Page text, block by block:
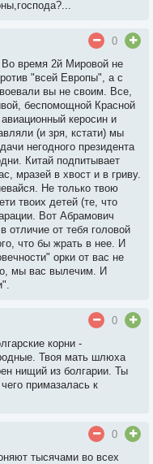
0
время 2й Мировой не
"всей Европы", а с
вы не своим. Все,
беспомощной Красной
керосин и
(и зря, кстати) мы
негодного президента
Китай подпитывает
мразей в хвост и в гриву.
Не только твою
твоих детей (те, что
Вот Абрамович
отличие от тебя головой
что бы жрать в нее. И
орки от вас не
мы вас вылечим. И
0
корни -
Твоя мать шлюха
нищий из болгарии. Ты
примазалась к
0
тысячами во всех